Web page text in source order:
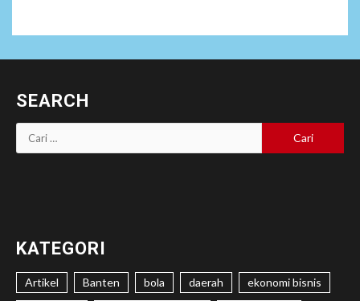
SEARCH
Cari
untuk:
KATEGORI
Artikel Banten bola daerah ekonomi bisnis